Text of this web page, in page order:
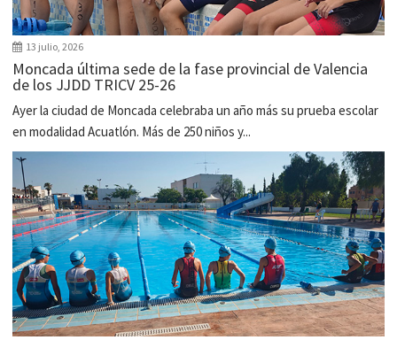
13 julio, 2026
Moncada última sede de la fase provincial de Valencia
de los JJDD TRICV 25-26
Ayer la ciudad de Moncada celebraba un año más su prueba escolar
en modalidad Acuatlón. Más de 250 niños y...